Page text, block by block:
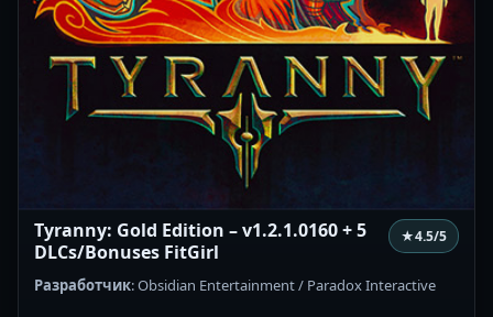
Tyranny: Gold Edition – v1.2.1.0160 + 5
DLCs/Bonuses FitGirl
★4.5/5
Разработчик: Obsidian Entertainment / Paradox Interactive